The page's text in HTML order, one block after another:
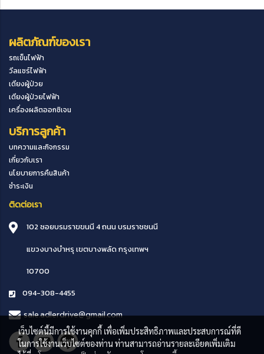
ผลิตภัณฑ์ของเรา
รถเข็นไฟฟ้า
วีลแชร์ไฟฟ้า
เตียงผู้ป่วย
เตียงผู้ป่วยไฟฟ้า
เครื่องผลิตออกซิเจน
บริการลูกค้า
บทความและกิจกรรม
เกี่ยวกับเรา
นโยบายการคืนสินค้า
ชำระเงิน
ติดต่อเรา
102 ซอยบรมราขขนนี 4 ถนน บรมราชชนนี
แขวงบางบำหรุ เขตบางพลัดกรุงเทพฯ
10700
094-308-4455
sale.adlerdrive@gmail.com
เว็บไซต์นี้มีการใช้งานคุกกี้ เพื่อเพิ่มประสิทธิภาพและประสบการณ์ที่ดี
ในการใช้งานเว็บไซต์ของท่าน ท่านสามารถอ่านรายละเอียดเพิ่มเติม